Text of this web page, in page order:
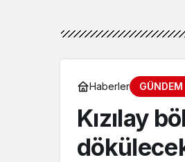
Haberler GÜNDEM
Kızılay